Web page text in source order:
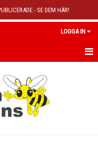
- SE DEM HÄR!
LOGGA IN